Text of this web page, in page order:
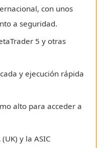
con unos
a seguridad.
5 y otras
y ejecución rápida
alto para acceder a
y la ASIC